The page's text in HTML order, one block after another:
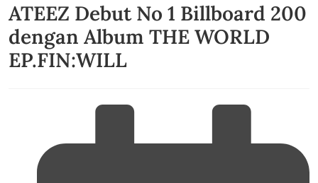
ATEEZ Debut No 1 Billboard 200
dengan Album THE WORLD
EP.FIN:WILL